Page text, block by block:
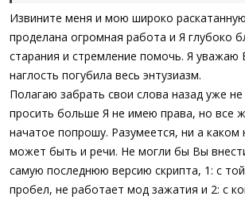
Извините меня и мою широко
проделана огромная работа и Я глубоко
старания и стремление помочь. Я уважаю
наглость погубила весь энтузиазм.
Полагаю забрать свои слова назад уже не
просить больше Я не имею права, но все
начатое попрошу. Разумеется, ни а каком
может быть и речи. Не могли бы Вы
самую последнюю версию скрипта, 1: с
пробел, не работает мод зажатия и 2: с